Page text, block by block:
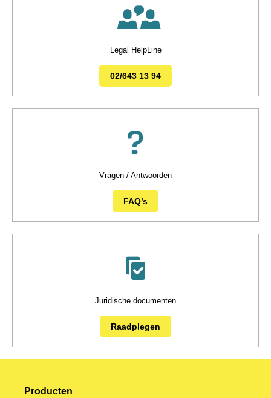
Legal HelpLine
02/643 13 94
Vragen / Antwoorden
FAQ’s
Juridische documenten
Raadplegen
Producten